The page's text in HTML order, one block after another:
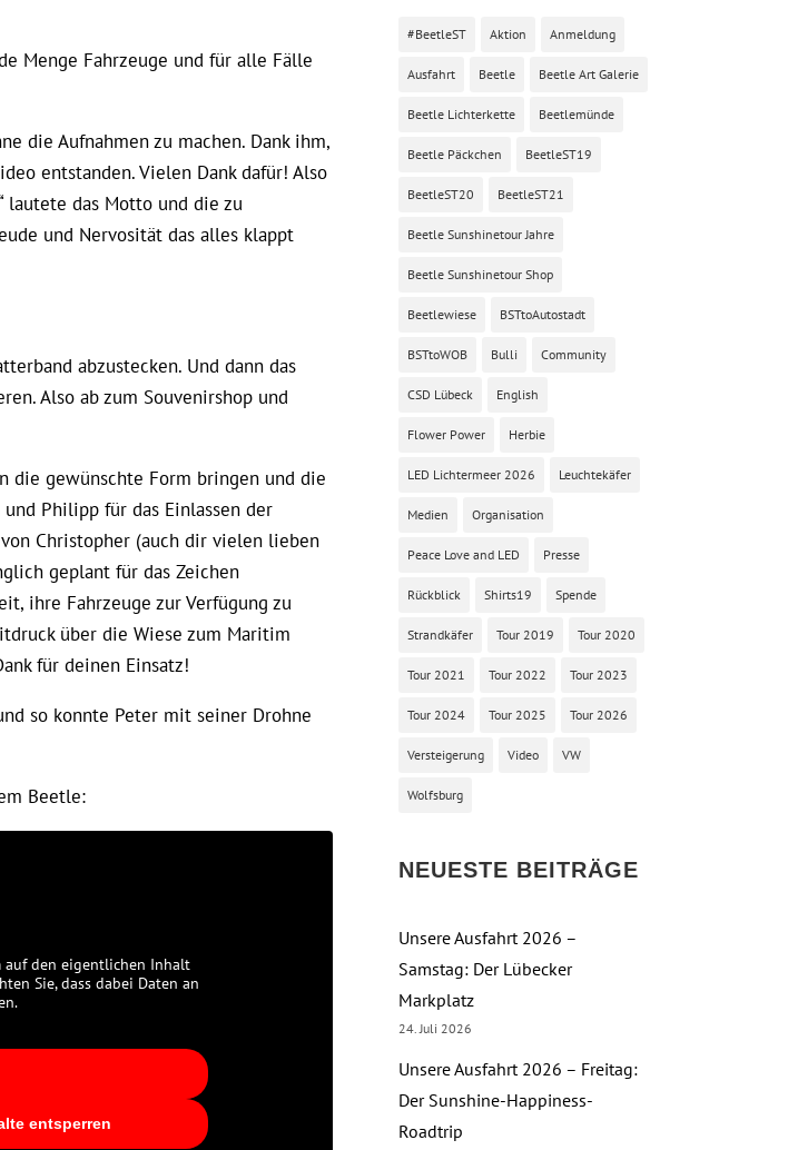
Menge Fahrzeuge und für alle Fälle
die Aufnahmen zu machen. Dank ihm,
entstanden. Vielen Dank dafür! Also
lautete das Motto und die zu
und Nervosität das alles klappt
abzustecken. Und dann das
Also ab zum Souvenirshop und
die gewünschte Form bringen und die
Philipp für das Einlassen der
Christopher (auch dir vielen lieben
geplant für das Zeichen
ihre Fahrzeuge zur Verfügung zu
über die Wiese zum Maritim
für deinen Einsatz!
so konnte Peter mit seiner Drohne
Beetle:
auf den eigentlichen Inhalt
Sie, dass dabei Daten an
entsperren
#BeetleST Aktion Anmeldung
Ausfahrt Beetle Beetle Art Galerie
Beetle Lichterkette Beetlemünde
Beetle Päckchen BeetleST19
BeetleST20 BeetleST21
Beetle Sunshinetour Jahre
Beetle Sunshinetour Shop
Beetlewiese BSTtoAutostadt
BSTtoWOB Bulli Community
CSD Lübeck English
Flower Power Herbie
LED Lichtermeer 2026 Leuchtekäfer
Medien Organisation
Peace Love and LED Presse
Rückblick Shirts19 Spende
Strandkäfer Tour 2019 Tour 2020
Tour 2021 Tour 2022 Tour 2023
Tour 2024 Tour 2025 Tour 2026
Versteigerung Video VW
Wolfsburg
NEUESTE BEITRÄGE
Unsere Ausfahrt 2026 –
Samstag: Der Lübecker
Markplatz
24. Juli 2026
Unsere Ausfahrt 2026 – Freitag:
Der Sunshine-Happiness-
Roadtrip